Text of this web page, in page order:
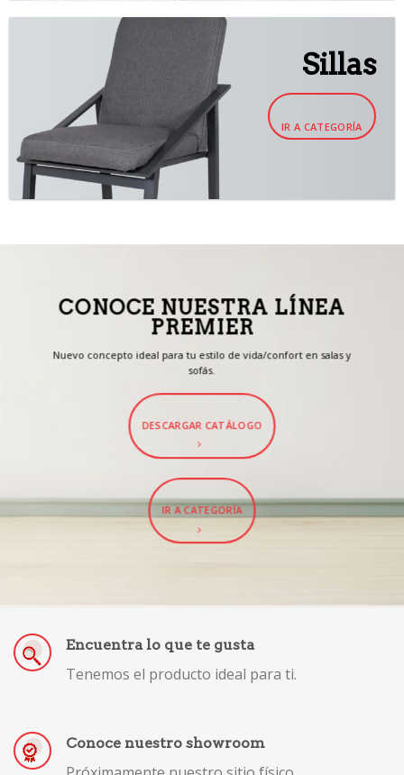
Sillas
IR A CATEGORÍA
CONOCE NUESTRA LÍNEA
PREMIER
Nuevo concepto ideal para tu estilo de vida/confort en salas y
sofás.
DESCARGAR CATÁLOGO
IR A CATEGORÍA
Encuentra lo que te gusta
Tenemos el producto ideal para ti.
Conoce nuestro showroom